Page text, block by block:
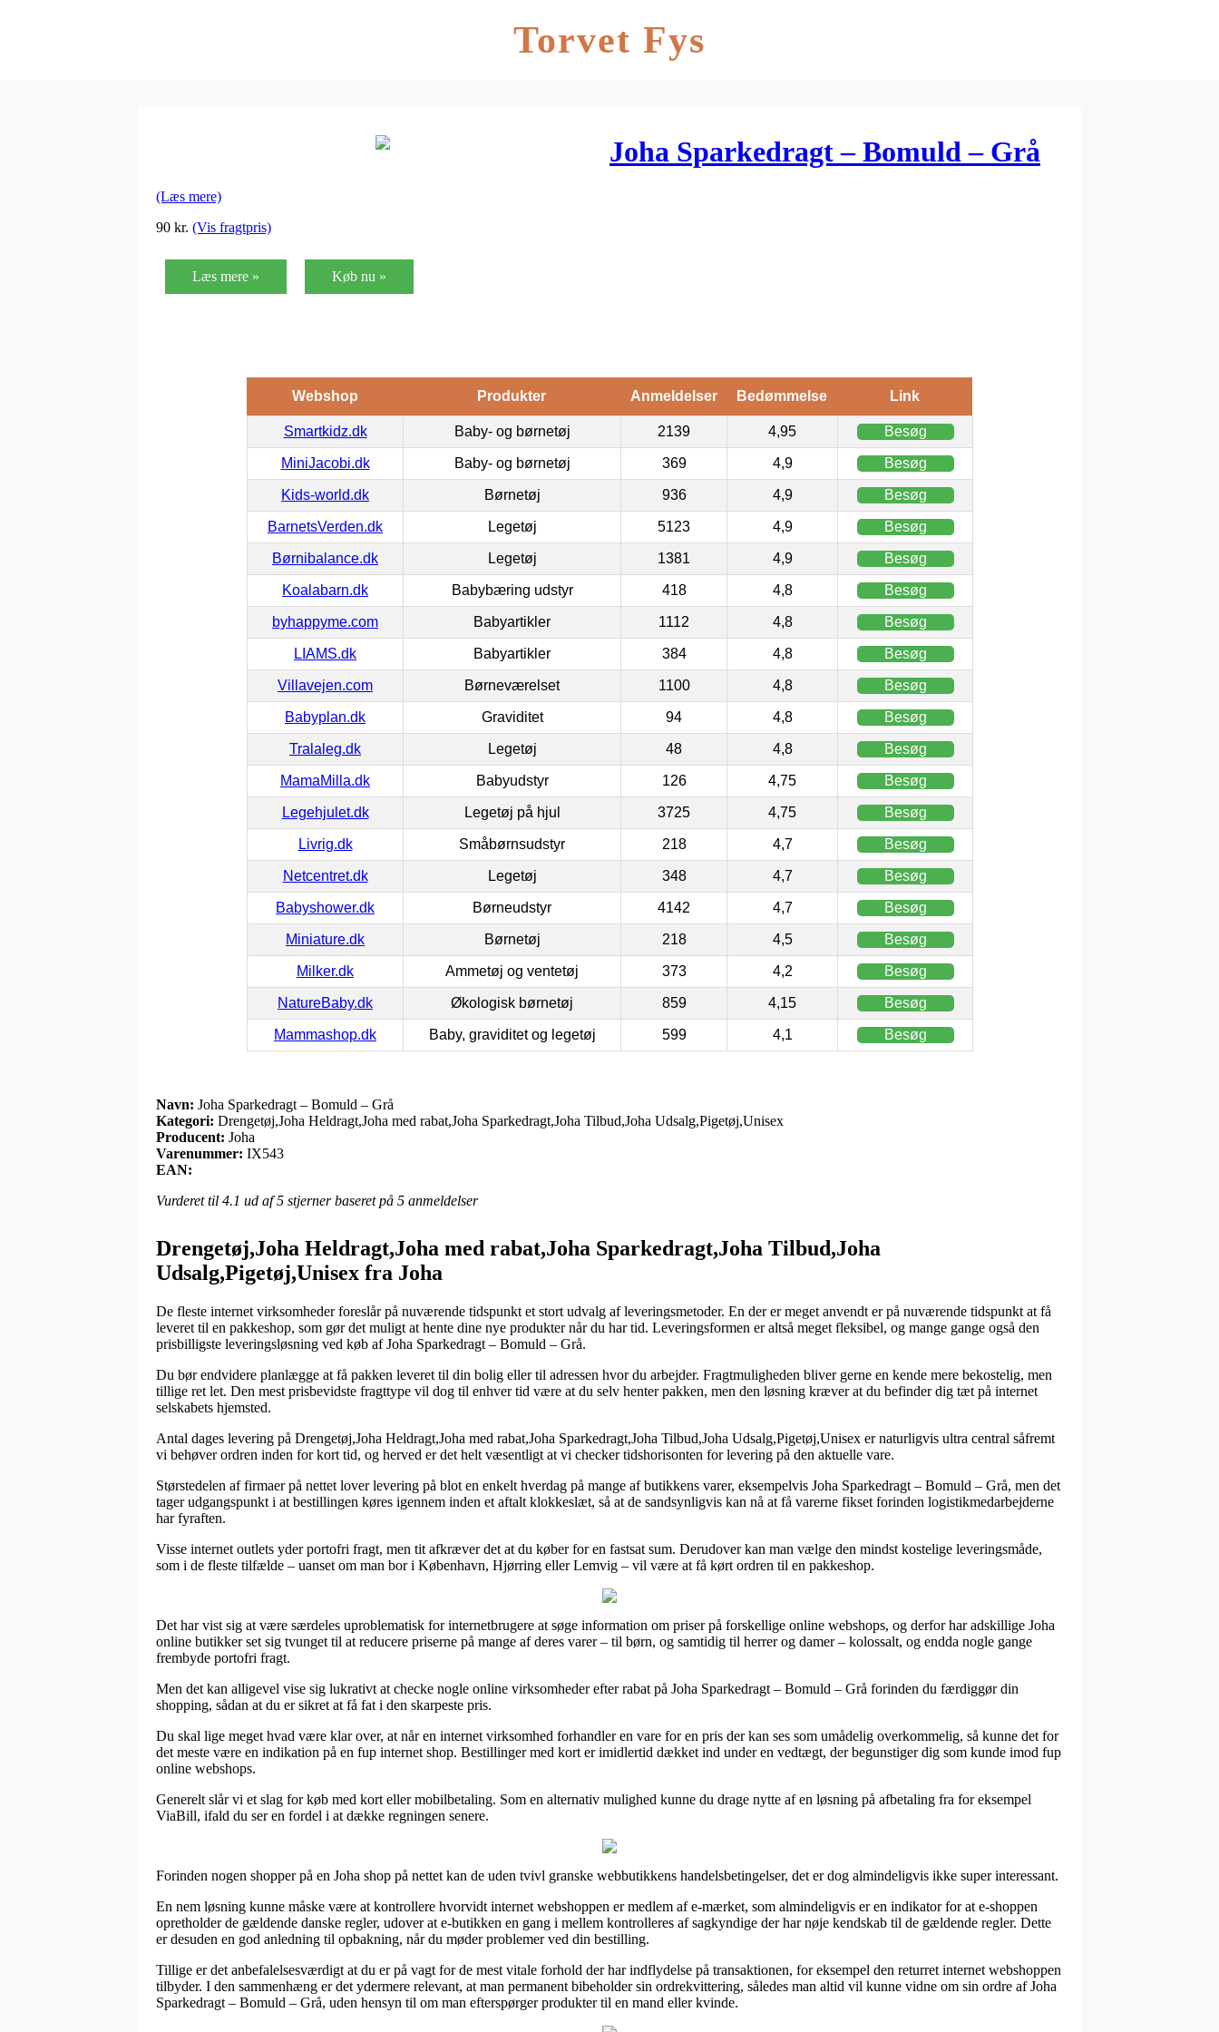
Torvet Fys
Joha Sparkedragt – Bomuld – Grå
(Læs mere)
90 kr. (Vis fragtpris)
Læs mere » Køb nu »
Webshop Produkter Anmeldelser Bedømmelse Link
Smartkidz.dk Baby- og børnetøj 2139 4,95 Besøg
MiniJacobi.dk Baby- og børnetøj 369 4,9 Besøg
Kids-world.dk Børnetøj 936 4,9 Besøg
BarnetsVerden.dk Legetøj 5123 4,9 Besøg
Børnibalance.dk Legetøj 1381 4,9 Besøg
Koalabarn.dk Babybæring udstyr 418 4,8 Besøg
byhappyme.com Babyartikler 1112 4,8 Besøg
LIAMS.dk Babyartikler 384 4,8 Besøg
Villavejen.com Børneværelset 1100 4,8 Besøg
Babyplan.dk Graviditet 94 4,8 Besøg
Tralaleg.dk Legetøj 48 4,8 Besøg
MamaMilla.dk Babyudstyr 126 4,75 Besøg
Legehjulet.dk Legetøj på hjul 3725 4,75 Besøg
Livrig.dk Småbørnsudstyr 218 4,7 Besøg
Netcentret.dk Legetøj 348 4,7 Besøg
Babyshower.dk Børneudstyr 4142 4,7 Besøg
Miniature.dk Børnetøj 218 4,5 Besøg
Milker.dk Ammetøj og ventetøj 373 4,2 Besøg
NatureBaby.dk Økologisk børnetøj 859 4,15 Besøg
Mammashop.dk Baby, graviditet og legetøj 599 4,1 Besøg
Navn: Joha Sparkedragt – Bomuld – Grå
Kategori: Drengetøj,Joha Heldragt,Joha med rabat,Joha Sparkedragt,Joha Tilbud,Joha Udsalg,Pigetøj,Unisex
Producent: Joha
Varenummer: IX543
EAN:
Vurderet til 4.1 ud af 5 stjerner baseret på 5 anmeldelser
Drengetøj,Joha Heldragt,Joha med rabat,Joha Sparkedragt,Joha Tilbud,Joha
Udsalg,Pigetøj,Unisex fra Joha
De fleste internet virksomheder foreslår på nuværende tidspunkt et stort udvalg af leveringsmetoder. En der er meget anvendt er på nuværende tidspunkt at få
leveret til en pakkeshop, som gør det muligt at hente dine nye produkter når du har tid. Leveringsformen er altså meget fleksibel, og mange gange også den
prisbilligste leveringsløsning ved køb af Joha Sparkedragt – Bomuld – Grå.
Du bør endvidere planlægge at få pakken leveret til din bolig eller til adressen hvor du arbejder. Fragtmuligheden bliver gerne en kende mere bekostelig, men
tillige ret let. Den mest prisbevidste fragttype vil dog til enhver tid være at du selv henter pakken, men den løsning kræver at du befinder dig tæt på internet
selskabets hjemsted.
Antal dages levering på Drengetøj,Joha Heldragt,Joha med rabat,Joha Sparkedragt,Joha Tilbud,Joha Udsalg,Pigetøj,Unisex er naturligvis ultra central såfremt
vi behøver ordren inden for kort tid, og herved er det helt væsentligt at vi checker tidshorisonten for levering på den aktuelle vare.
Størstedelen af firmaer på nettet lover levering på blot en enkelt hverdag på mange af butikkens varer, eksempelvis Joha Sparkedragt – Bomuld – Grå, men det
tager udgangspunkt i at bestillingen køres igennem inden et aftalt klokkeslæt, så at de sandsynligvis kan nå at få varerne fikset forinden logistikmedarbejderne
har fyraften.
Visse internet outlets yder portofri fragt, men tit afkræver det at du køber for en fastsat sum. Derudover kan man vælge den mindst kostelige leveringsmåde,
som i de fleste tilfælde – uanset om man bor i København, Hjørring eller Lemvig – vil være at få kørt ordren til en pakkeshop.
Det har vist sig at være særdeles uproblematisk for internetbrugere at søge information om priser på forskellige online webshops, og derfor har adskillige Joha
online butikker set sig tvunget til at reducere priserne på mange af deres varer – til børn, og samtidig til herrer og damer – kolossalt, og endda nogle gange
frembyde portofri fragt.
Men det kan alligevel vise sig lukrativt at checke nogle online virksomheder efter rabat på Joha Sparkedragt – Bomuld – Grå forinden du færdiggør din
shopping, sådan at du er sikret at få fat i den skarpeste pris.
Du skal lige meget hvad være klar over, at når en internet virksomhed forhandler en vare for en pris der kan ses som umådelig overkommelig, så kunne det for
det meste være en indikation på en fup internet shop. Bestillinger med kort er imidlertid dækket ind under en vedtægt, der begunstiger dig som kunde imod fup
online webshops.
Generelt slår vi et slag for køb med kort eller mobilbetaling. Som en alternativ mulighed kunne du drage nytte af en løsning på afbetaling fra for eksempel
ViaBill, ifald du ser en fordel i at dække regningen senere.
Forinden nogen shopper på en Joha shop på nettet kan de uden tvivl granske webbutikkens handelsbetingelser, det er dog almindeligvis ikke super interessant.
En nem løsning kunne måske være at kontrollere hvorvidt internet webshoppen er medlem af e-mærket, som almindeligvis er en indikator for at e-shoppen
opretholder de gældende danske regler, udover at e-butikken en gang i mellem kontrolleres af sagkyndige der har nøje kendskab til de gældende regler. Dette
er desuden en god anledning til opbakning, når du møder problemer ved din bestilling.
Tillige er det anbefalelsesværdigt at du er på vagt for de mest vitale forhold der har indflydelse på transaktionen, for eksempel den returret internet webshoppen
tilbyder. I den sammenhæng er det ydermere relevant, at man permanent bibeholder sin ordrekvittering, således man altid vil kunne vidne om sin ordre af Joha
Sparkedragt – Bomuld – Grå, uden hensyn til om man efterspørger produkter til en mand eller kvinde.